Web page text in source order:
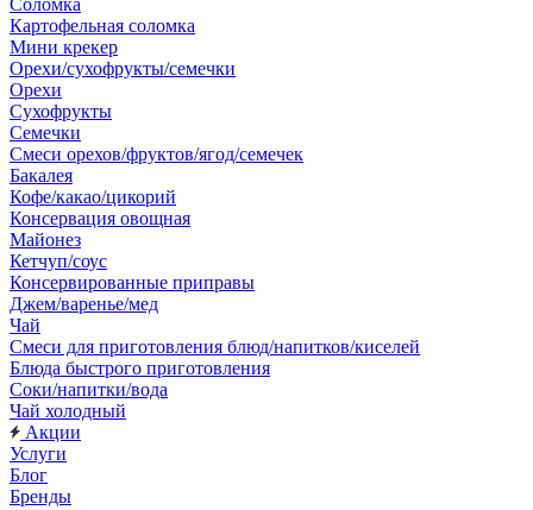
Соломка
Картофельная соломка
Мини крекер
Орехи/сухофрукты/семечки
Орехи
Сухофрукты
Семечки
Смеси орехов/фруктов/ягод/семечек
Бакалея
Кофе/какао/цикорий
Консервация овощная
Майонез
Кетчуп/соус
Консервированные приправы
Джем/варенье/мед
Чай
Смеси для приготовления блюд/напитков/киселей
Блюда быстрого приготовления
Соки/напитки/вода
Чай холодный
Акции
Услуги
Блог
Бренды